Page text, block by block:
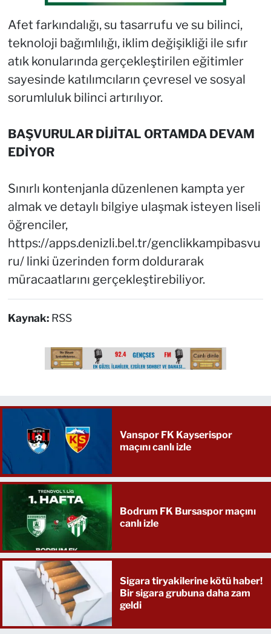
Afet farkındalığı, su tasarrufu ve su bilinci,
teknoloji bağımlılığı, iklim değişikliği ile sıfır
atık konularında gerçekleştirilen eğitimler
sayesinde katılımcıların çevresel ve sosyal
sorumluluk bilinci artırılıyor.
BAŞVURULAR DİJİTAL ORTAMDA DEVAM
EDİYOR
Sınırlı kontenjanla düzenlenen kampta yer
almak ve detaylı bilgiye ulaşmak isteyen liseli
öğrenciler,
https://apps.denizli.bel.tr/genclikkampibasvu
ru/ linki üzerinden form doldurarak
müracaatlarını gerçekleştirebiliyor.
Kaynak: RSS
Vanspor FK Kayserispor
maçını canlı izle
Bodrum FK Bursaspor maçını
canlı izle
Sigara tiryakilerine kötü haber!
Bir sigara grubuna daha zam
geldi